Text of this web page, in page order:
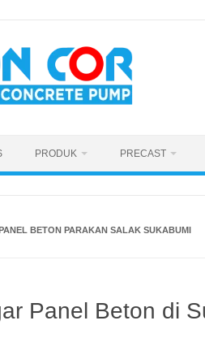
PRODUK PRECAST
BETON PARAKAN SALAK SUKABUMI
Panel Beton di